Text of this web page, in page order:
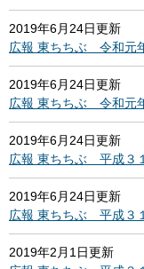
2019年6月24日更新
広報 東ちちぶ 令和元
2019年6月24日更新
広報 東ちちぶ 令和元
2019年6月24日更新
広報 東ちちぶ 平成３
2019年6月24日更新
広報 東ちちぶ 平成３
2019年2月1日更新